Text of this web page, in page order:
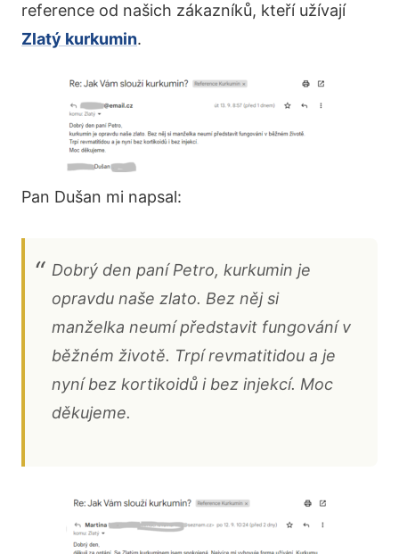
reference od našich zákazníků, kteří užívají
Zlatý kurkumin.
Pan Dušan mi napsal:
Dobrý den paní Petro, kurkumin je
opravdu naše zlato. Bez něj si
manželka neumí představit fungování v
běžném životě. Trpí revmatitidou a je
nyní bez kortikoidů i bez injekcí. Moc
děkujeme.